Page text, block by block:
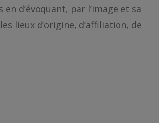
d’évoquant, par l’image et sa
lieux d’origine, d’affiliation, de